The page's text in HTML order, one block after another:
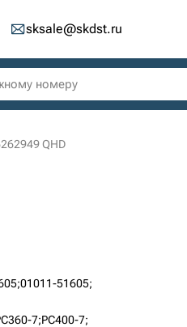
sksale@skdst.ru
QHD
01011-51605;
7;PC400-7;